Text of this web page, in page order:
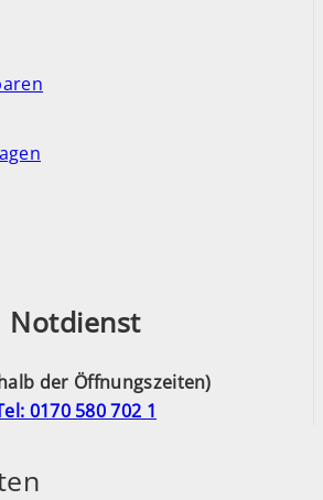
Notdienst
der Öffnungszeiten)
0170 580 702 1